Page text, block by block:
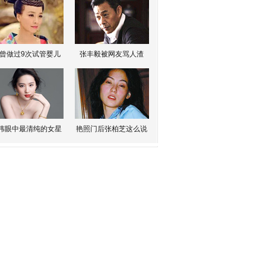
做过9次试管婴儿 张丰毅被网友骂人渣
眼中最清纯的女星 艳照门后张柏芝这么说